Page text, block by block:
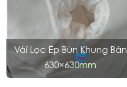
Vải Lọc Ép Bùn Khung Bản
630×630mm